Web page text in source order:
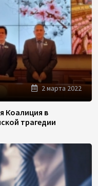
2 марта 2022
Коалиция в
трагедии